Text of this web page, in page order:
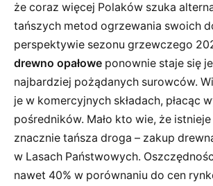
że coraz więcej Polaków szuka
tańszych metod ogrzewania swoich
perspektywie sezonu grzewczego
drewno opałowe ponownie staje się
najbardziej pożądanych surowców.
je w komercyjnych składach, płacąc
pośredników. Mało kto wie, że istnieje
znacznie tańsza droga – zakup
w Lasach Państwowych.
nawet 40% w porównaniu do cen